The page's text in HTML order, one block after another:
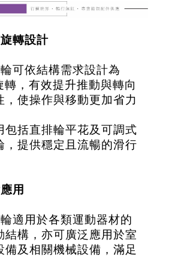
轉設計
可依結構需求設計為
轉，有效提升推動與轉向
，使操作與移動更加省力
包括直排輪平花及可調式
，提供穩定且流暢的滑行
用
適用於各類運動器材的
結構，亦可廣泛應用於室
備及相關機械設備，滿足